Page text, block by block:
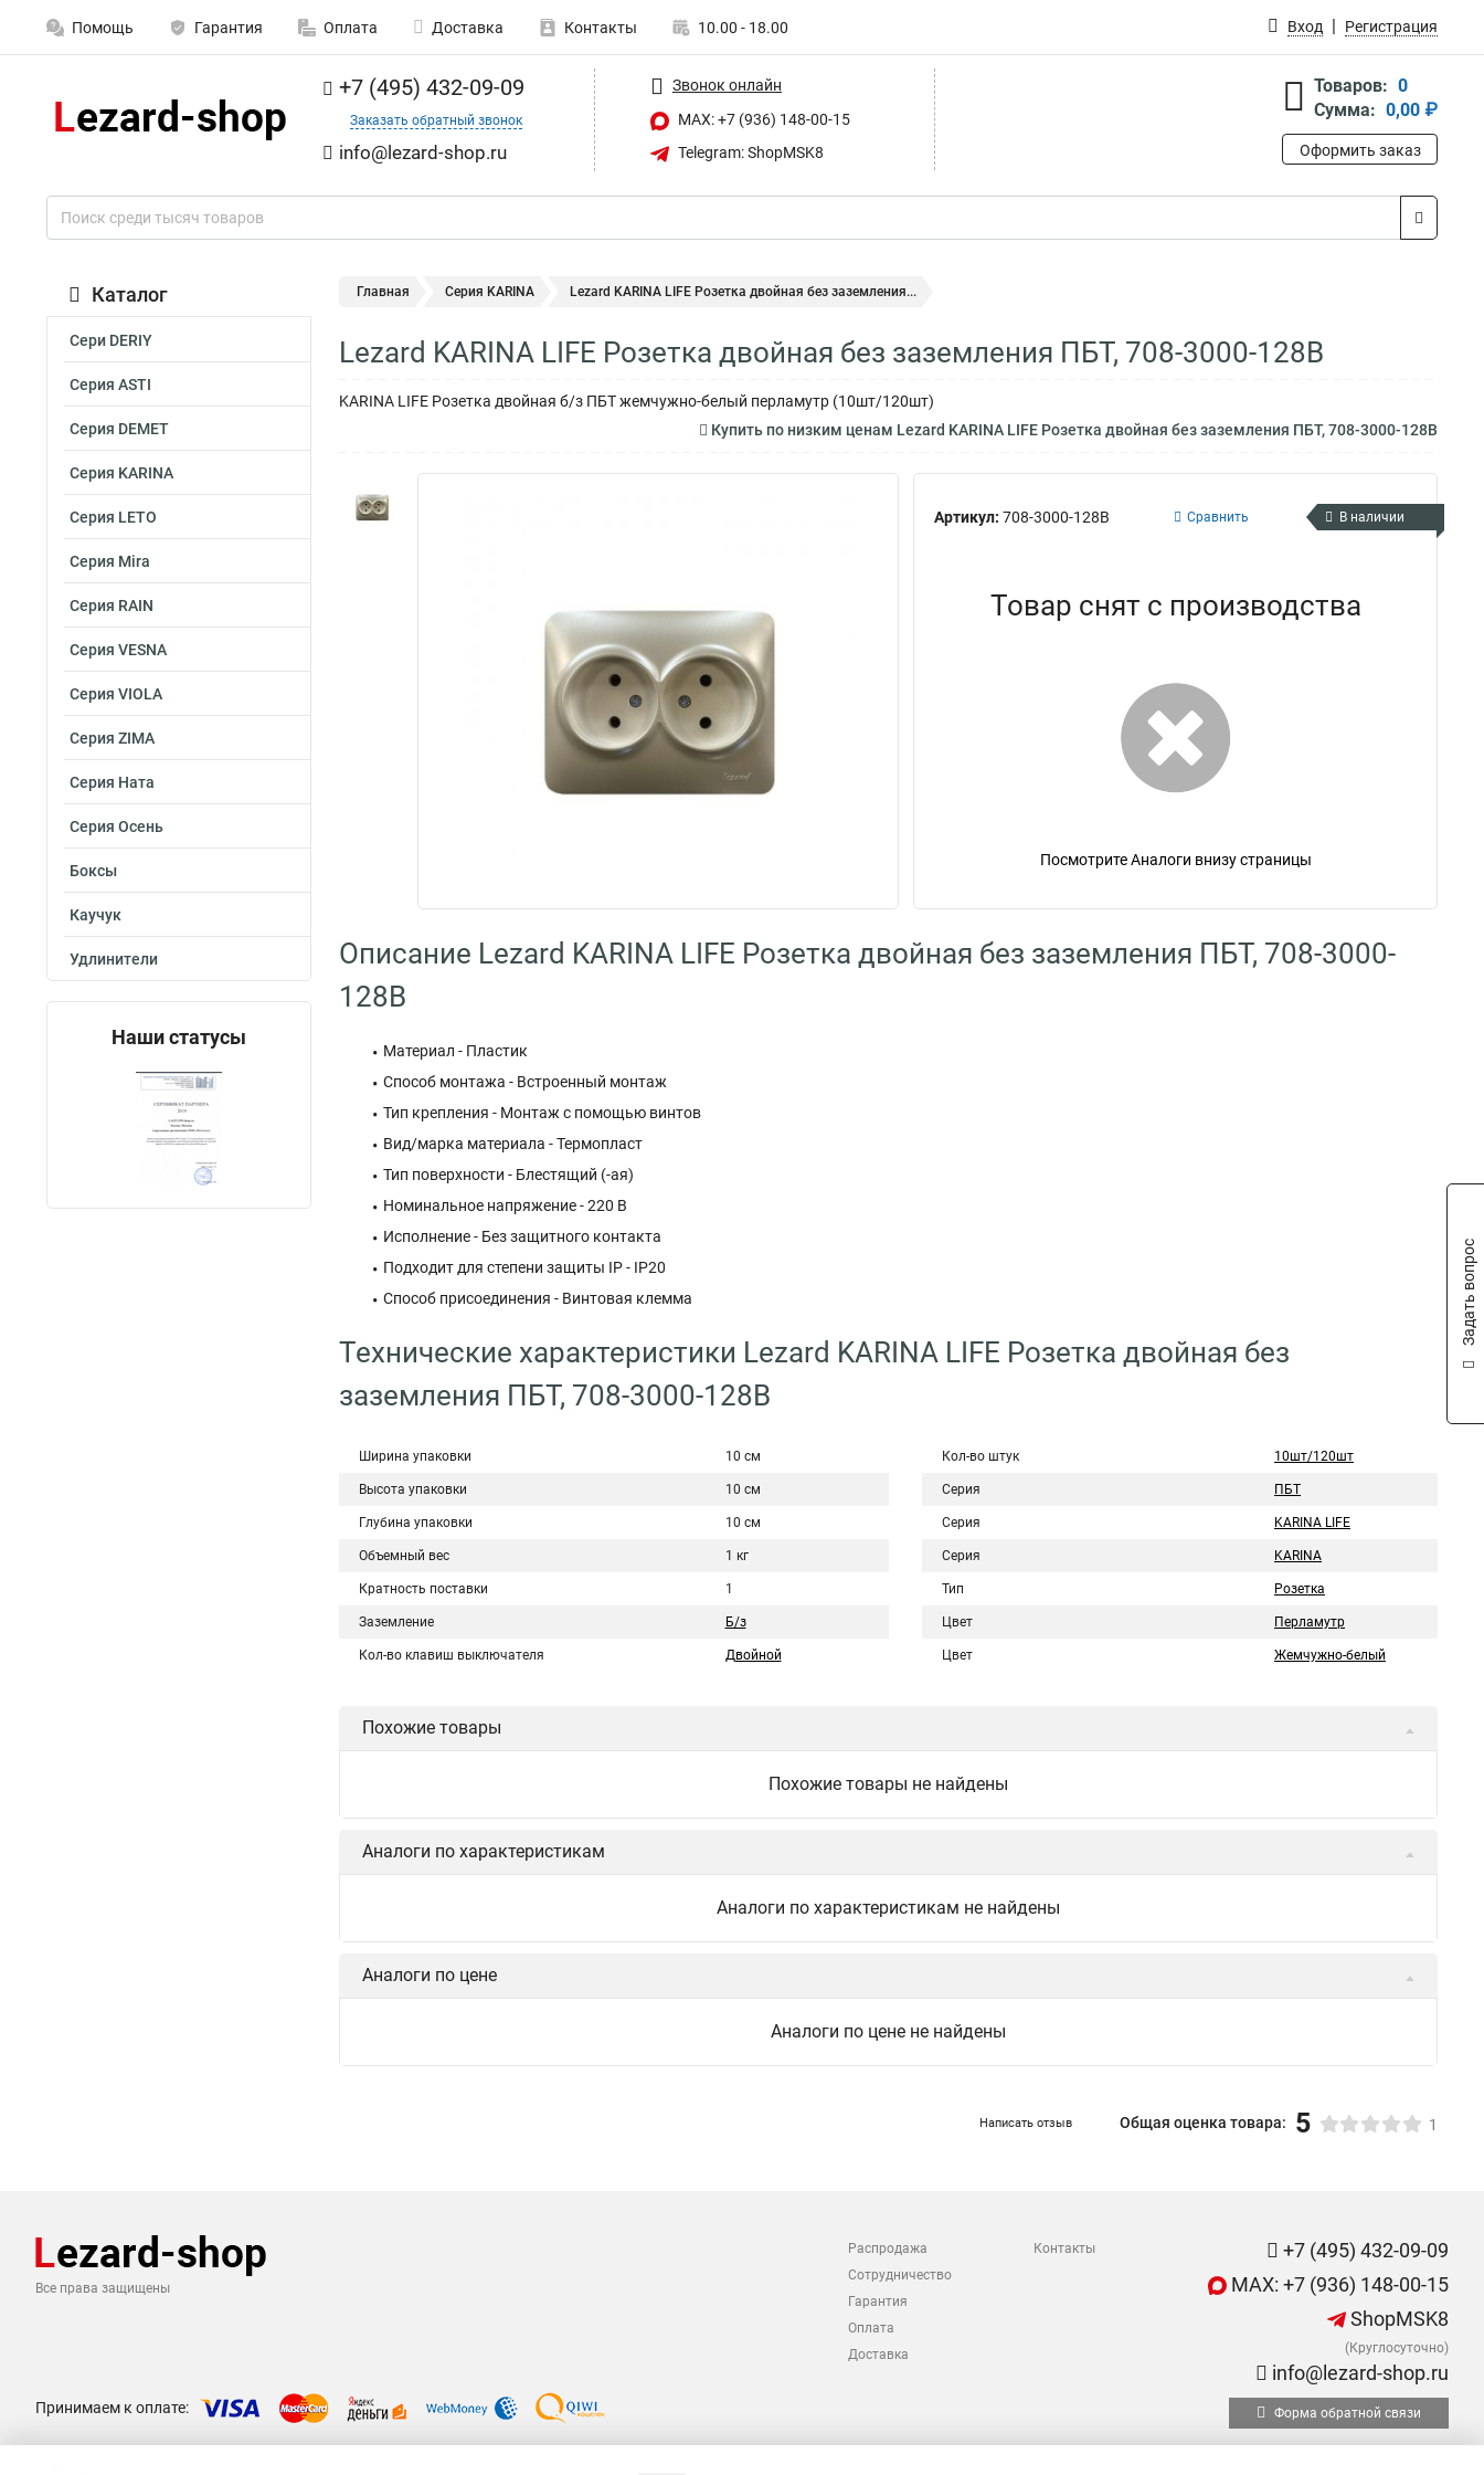
Помощь Гарантия Оплата Доставка Контакты 10.00 - 18.00 Вход Регистрация
+7 (495) 432-09-09
Заказать обратный звонок
info@lezard-shop.ru
Звонок онлайн
MAX: +7 (936) 148-00-15
Telegram: ShopMSK8
Товаров: 0
Сумма: 0,00 ₽
Оформить заказ
Каталог
Сери DERIY
Серия ASTI
Серия DEMET
Серия KARINA
Серия LETO
Серия Mira
Серия RAIN
Серия VESNA
Серия VIOLA
Серия ZIMA
Серия Ната
Серия Осень
Боксы
Каучук
Удлинители
Наши статусы
Главная Серия KARINA Lezard KARINA LIFE Розетка двойная без заземления...
Lezard KARINA LIFE Розетка двойная без заземления ПБТ, 708-3000-128B
KARINA LIFE Розетка двойная б/з ПБТ жемчужно-белый перламутр (10шт/120шт)
Купить по низким ценам Lezard KARINA LIFE Розетка двойная без заземления ПБТ, 708-3000-128B
Артикул: 708-3000-128B Сравнить В наличии
Товар снят с производства
Посмотрите Аналоги внизу страницы
Описание Lezard KARINA LIFE Розетка двойная без заземления ПБТ, 708-3000-
128B
Материал - Пластик
Способ монтажа - Встроенный монтаж
Тип крепления - Монтаж с помощью винтов
Вид/марка материала - Термопласт
Тип поверхности - Блестящий (-ая)
Номинальное напряжение - 220 В
Исполнение - Без защитного контакта
Подходит для степени защиты IP - IP20
Способ присоединения - Винтовая клемма
Технические характеристики Lezard KARINA LIFE Розетка двойная без
заземления ПБТ, 708-3000-128B
Ширина упаковки 10 см
Высота упаковки 10 см
Глубина упаковки 10 см
Объемный вес 1 кг
Кратность поставки 1
Заземление Б/з
Кол-во клавиш выключателя Двойной
Кол-во штук 10шт/120шт
Серия ПБТ
Серия KARINA LIFE
Серия KARINA
Тип Розетка
Цвет Перламутр
Цвет Жемчужно-белый
Похожие товары
Похожие товары не найдены
Аналоги по характеристикам
Аналоги по характеристикам не найдены
Аналоги по цене
Аналоги по цене не найдены
Написать отзыв Общая оценка товара: 5 1
Все права защищены
Распродажа
Сотрудничество
Гарантия
Оплата
Доставка
Контакты
+7 (495) 432-09-09
MAX: +7 (936) 148-00-15
ShopMSK8
(Круглосуточно)
info@lezard-shop.ru
Принимаем к оплате: Форма обратной связи
Задать вопрос